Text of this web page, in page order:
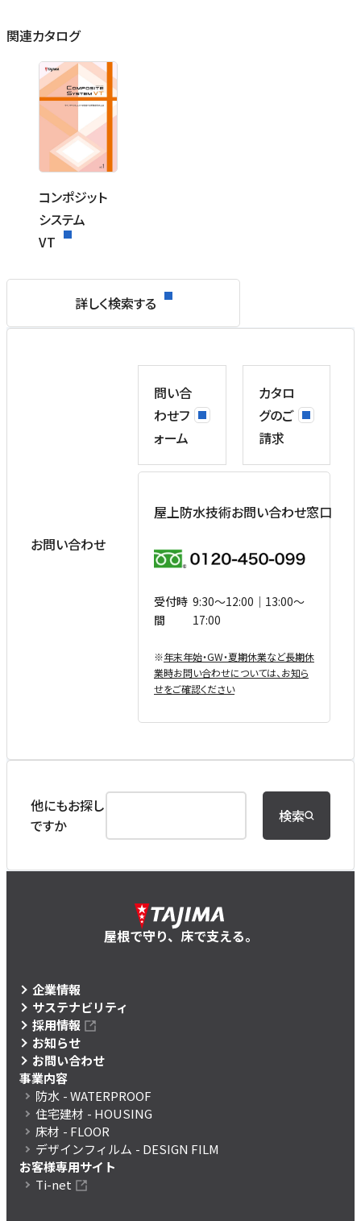
関連カタログ
コンポジット
システム
VT
詳しく検索する
お問い合わせ
問い合
わせフ
ォーム
カタロ
グのご
請求
屋上防水技術お問い合わせ窓口
受付時
間
9:30〜12:00｜13:00〜
17:00
※年末年始・GW・夏期休業など⻑期休
業時お問い合わせについては、お知ら
せをご確認ください
他にもお探し
ですか
検索
屋根で守り、床で支える。
企業情報
サステナビリティ
採用情報
お知らせ
お問い合わせ
事業内容
防水 - WATERPROOF
住宅建材 - HOUSING
床材 - FLOOR
デザインフィルム - DESIGN FILM
お客様専用サイト
Ti-net